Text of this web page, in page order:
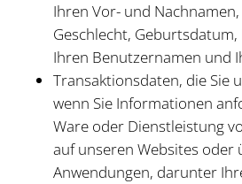
Ihren Vor- und
Geschlecht, Geburtsdatum,
Ihren Benutzernamen und
Transaktionsdaten, die Sie
wenn Sie Informationen
Ware oder Dienstleistung
auf unseren Websites oder
Anwendungen, darunter